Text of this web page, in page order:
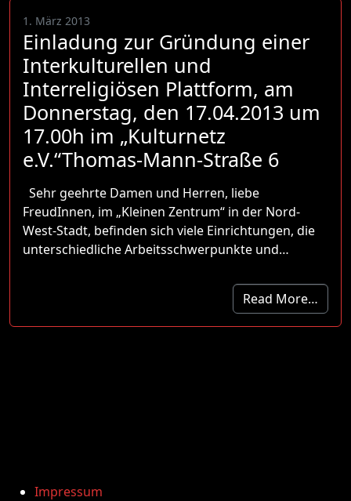
1. März 2013
Einladung zur Gründung einer
Interkulturellen und
Interreligiösen Plattform, am
Donnerstag, den 17.04.2013 um
17.00h im „Kulturnetz
e.V.“Thomas-Mann-Straße 6
Sehr geehrte Damen und Herren, liebe
FreudInnen, im „Kleinen Zentrum“ in der Nord-
West-Stadt, befinden sich viele Einrichtungen, die
unterschiedliche Arbeitsschwerpunkte und…
Read More…
Impressum